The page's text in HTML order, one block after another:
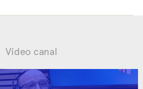
Vídeo canal